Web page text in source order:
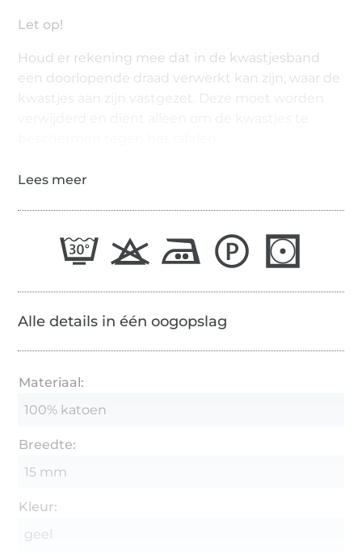
Let op!
Houd er rekening mee dat in de kwastjesband
een doorlopende draad verwerkt kan zijn, waar de
kwastjes aan zijn vastgezet. Deze moet worden
Alle details in één oogopslag
Materiaal:
100% katoen
Breedte:
15 mm
Kleur:
geel